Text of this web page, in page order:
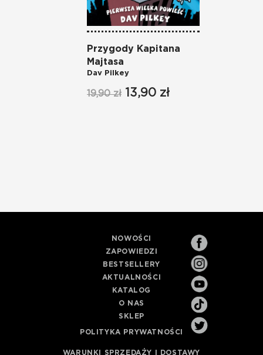
Przygody Kapitana
Majtasa
Dav Pilkey
19,90 zł 13,90 zł
NOWOŚCI
ZAPOWIEDZI
BESTSELLERY
AKTUALNOŚCI
KATALOG
O NAS
SKLEP
POLITYKA PRYWATNOŚCI
WARUNKI SPRZEDAŻY I DOSTAWY